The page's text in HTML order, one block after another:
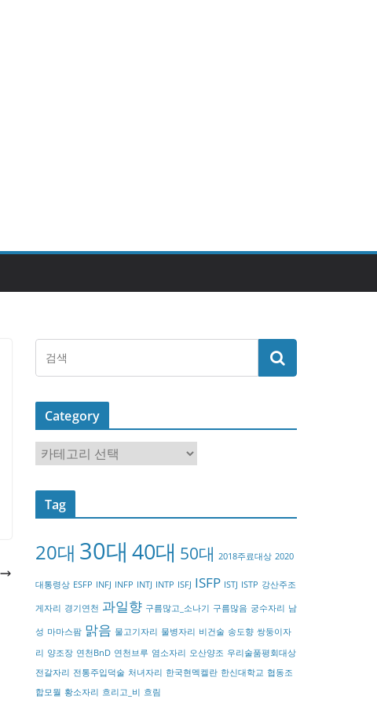
Category
a
t
o
y
Tag
20대 30대 40대 50대 2018주료대상 2020
대통령상 ESFP INFJ INFP INTJ INTP ISFJ ISFP ISTJ ISTP 강산주조
게자리 경기연천 과일향 구름많고_소나기 구름많음 궁수자리 남
성 마마스팜 맑음 물고기자리 물병자리 비건술 송도향 쌍둥이자
리 양조장 연천BnD 연천브루 염소자리 오산양조 우리술품평회대상
전갈자리 전통주입덕술 처녀자리 한국현멕켈란 한신대학교 협동조
합모월 황소자리 흐리고_비 흐림